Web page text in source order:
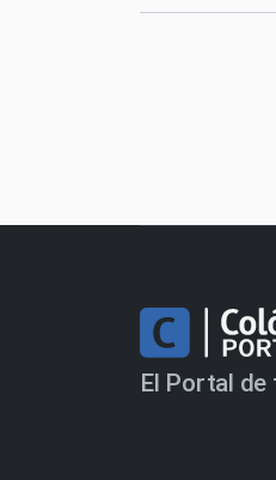
El Portal de